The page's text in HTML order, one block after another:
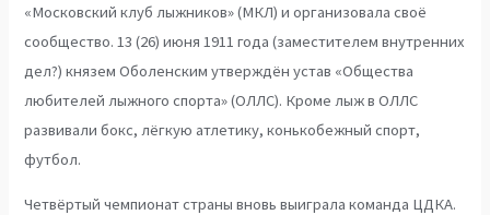
«Московский клуб лыжников» (МКЛ) и организовала своё
сообщество. 13 (26) июня 1911 года (заместителем внутренних
дел?) князем Оболенским утверждён устав «Общества
любителей лыжного спорта» (ОЛЛС). Кроме лыж в ОЛЛС
развивали бокс, лёгкую атлетику, конькобежный спорт,
футбол.
Четвёртый чемпионат страны вновь выиграла команда ЦДКА.